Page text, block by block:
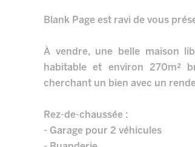
Blank Page est ravi de vous
À vendre, une belle maison
habitable et environ 270m²
cherchant un bien avec un
Rez-de-chaussée :
- Garage pour 2 véhicules